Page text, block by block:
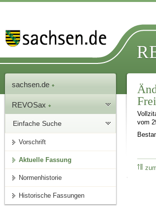
sachsen.de
REVOSax
Einfache Suche
Vorschrift
Aktuelle Fassung
Normenhistorie
Historische Fassungen
vom